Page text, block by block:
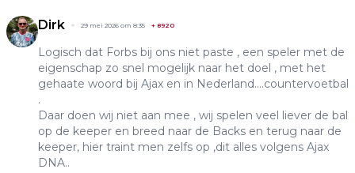
Dirk 29 mei 2026 om 8:35 + 8920
Logisch dat Forbs bij ons niet paste , een speler met de
eigenschap zo snel mogelijk naar het doel , met het
gehaate woord bij Ajax en in Nederland....countervoetbal
.
Daar doen wij niet aan mee , wij spelen veel liever de bal
op de keeper en breed naar de Backs en terug naar de
keeper, hier traint men zelfs op ,dit alles volgens Ajax
DNA..